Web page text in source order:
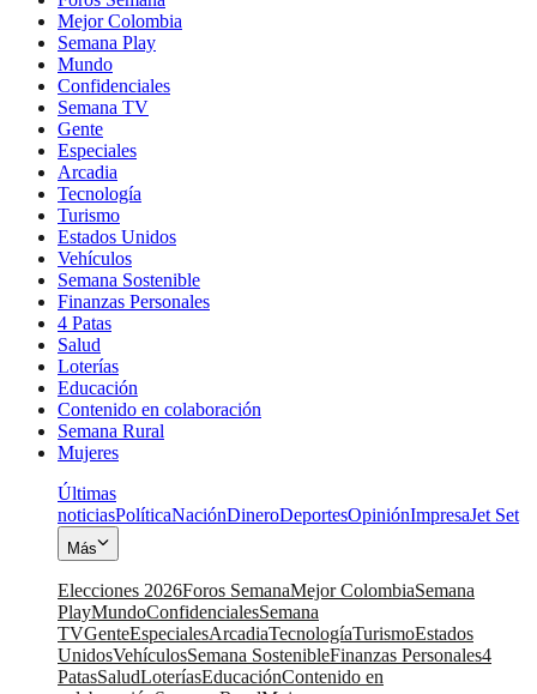
Mejor Colombia
Semana Play
Mundo
Confidenciales
Semana TV
Gente
Especiales
Arcadia
Tecnología
Turismo
Estados Unidos
Vehículos
Semana Sostenible
Finanzas Personales
4 Patas
Salud
Loterías
Educación
Contenido en colaboración
Semana Rural
Mujeres
Últimas
noticiasPolíticaNaciónDineroDeportesOpiniónImpresaJet Set
Más
Elecciones 2026Foros SemanaMejor ColombiaSemana
PlayMundoConfidencialesSemana
TVGenteEspecialesArcadiaTecnologíaTurismoEstados
UnidosVehículosSemana SostenibleFinanzas Personales4
PatasSaludLoteríasEducaciónContenido en